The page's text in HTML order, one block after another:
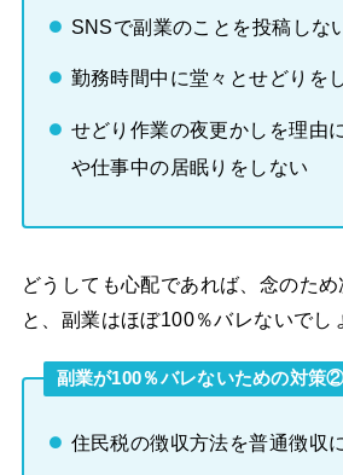
SNSで副業のことを投稿しな
勤務時間中に堂々とせどりを
せどり作業の夜更かしを理由
や仕事中の居眠りをしない
どうしても心配であれば、念のため
と、副業はほぼ100％バレないでし
副業が100％バレないための対策
住民税の徴収方法を普通徴収